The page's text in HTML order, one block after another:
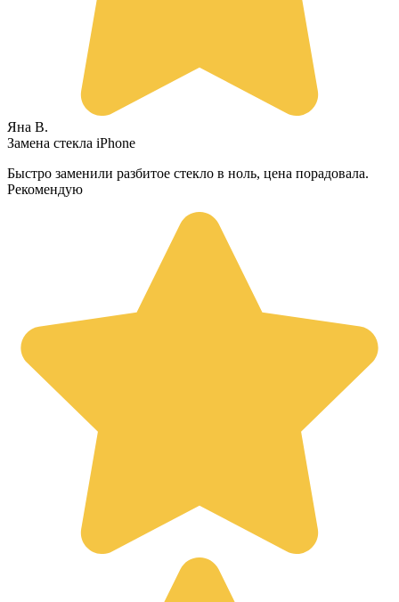
Яна В.
Замена стекла iPhone
Быстро заменили разбитое стекло в ноль, цена порадовала.
Рекомендую